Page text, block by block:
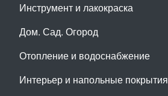
Инструмент и лакокраска
Дом. Сад. Огород
Отопление и водоснабжение
Интерьер и напольные покрытия